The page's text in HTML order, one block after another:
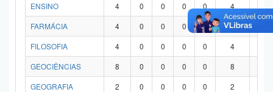
ENSINO
4 0 0 0 0 4
FARMÁCIA
4 0 0 0 0 4
FILOSOFIA
4 0 0 0 0 4
GEOCIÊNCIAS
8 0 0 0 0 8
GEOGRAFIA
2 0 0 0 0 2